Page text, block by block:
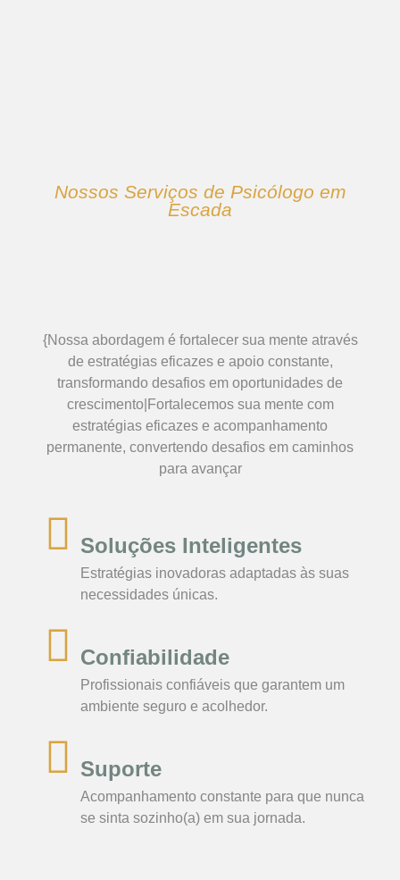
Nossos Serviços de Psicólogo em
Escada
{Nossa abordagem é fortalecer sua mente através
de estratégias eficazes e apoio constante,
transformando desafios em oportunidades de
crescimento|Fortalecemos sua mente com
estratégias eficazes e acompanhamento
permanente, convertendo desafios em caminhos
para avançar
Soluções Inteligentes
Estratégias inovadoras adaptadas às suas
necessidades únicas.
Confiabilidade
Profissionais confiáveis que garantem um
ambiente seguro e acolhedor.
Suporte
Acompanhamento constante para que nunca
se sinta sozinho(a) em sua jornada.